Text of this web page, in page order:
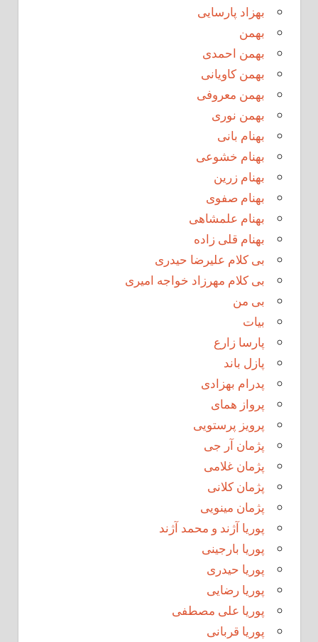
بهزاد پارسایی
بهمن
بهمن احمدی
بهمن کاویانی
بهمن معروفی
بهمن نوری
بهنام بانی
بهنام خشوعی
بهنام زرین
بهنام صفوی
بهنام علمشاهی
بهنام قلی زاده
بی کلام علیرضا حیدری
بی کلام مهرزاد خواجه امیری
بی من
بیات
پارسا زارع
پازل باند
پدرام بهزادی
پرواز همای
پرویز پرستویی
پژمان آر جی
پژمان غلامی
پژمان کلانی
پژمان مینویی
پوریا آژند و محمد آژند
پوریا بارجینی
پوریا حیدری
پوریا رضایی
پوریا علی مصطفی
پوریا قربانی